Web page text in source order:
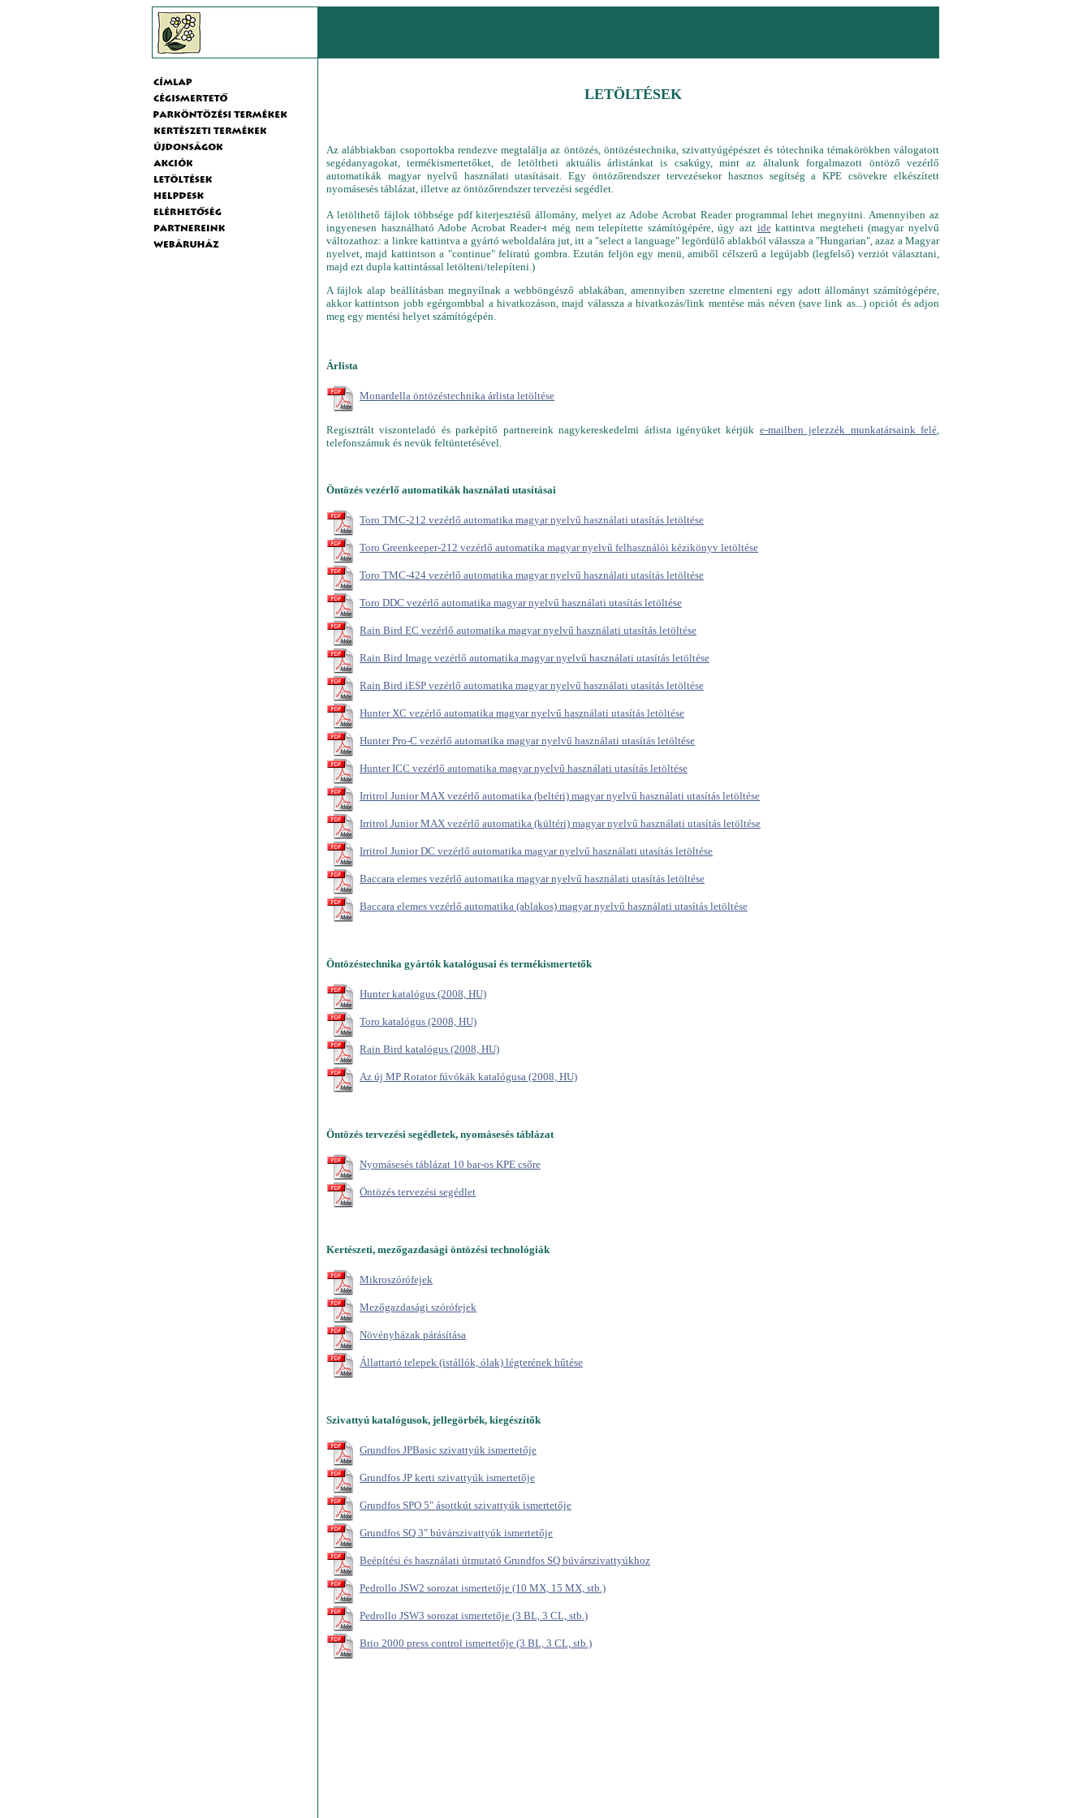
LETÖLTÉSEK
Az alábbiakban csoportokba rendezve megtalálja az öntözés, öntözéstechnika, szivattyúgépészet és tótechnika témakörökben válogatott
segédanyagokat, termékismertetőket, de letöltheti aktuális árlistánkat is csakúgy, mint az általunk forgalmazott öntöző vezérlő
automatikák magyar nyelvű használati utasításait. Egy öntözőrendszer tervezésekor hasznos segítség a KPE csövekre elkészített
nyomásesés táblázat, illetve az öntözőrendszer tervezési segédlet.
A letölthető fájlok többsége pdf kiterjesztésű állomány, melyet az Adobe Acrobat Reader programmal lehet megnyitni. Amennyiben az
ingyenesen használható Adobe Acrobat Reader-t még nem telepítette számítógépére, úgy azt idekattintva megteheti (magyar nyelvű
változathoz: a linkre kattintva a gyártó weboldalára jut, itt a "select a language" legördülő ablakból válassza a "Hungarian", azaz a Magyar
nyelvet, majd kattintson a "continue" feliratú gombra. Ezután feljön egy menü, amiből célszerű a legújabb (legfelső) verziót választani,
majd ezt dupla kattintással letölteni/telepíteni.)
A fájlok alap beállításban megnyílnak a webböngésző ablakában, amennyiben szeretne elmenteni egy adott állományt számítógépére,
akkor kattintson jobb egérgombbal a hivatkozáson, majd válassza a hivatkozás/link mentése más néven (save link as...) opciót és adjon
meg egy mentési helyet számítógépén.
Árlista
Monardella öntözéstechnika árlista letöltése
Regisztrált viszonteladó és parképítő partnereink nagykereskedelmi árlista igényüket kérjük e-mailben jelezzék munkatársaink felé,
telefonszámuk és nevük feltüntetésével.
Öntözés vezérlő automatikák használati utasításai
Toro TMC-212 vezérlő automatika magyar nyelvű használati utasítás letöltése
Toro Greenkeeper-212 vezérlő automatika magyar nyelvű felhasználói kézikönyv letöltése
Toro TMC-424 vezérlő automatika magyar nyelvű használati utasítás letöltése
Toro DDC vezérlő automatika magyar nyelvű használati utasítás letöltése
Rain Bird EC vezérlő automatika magyar nyelvű használati utasítás letöltése
Rain Bird Image vezérlő automatika magyar nyelvű használati utasítás letöltése
Rain Bird iESP vezérlő automatika magyar nyelvű használati utasítás letöltése
Hunter XC vezérlő automatika magyar nyelvű használati utasítás letöltése
Hunter Pro-C vezérlő automatika magyar nyelvű használati utasítás letöltése
Hunter ICC vezérlő automatika magyar nyelvű használati utasítás letöltése
Irritrol Junior MAX vezérlő automatika (beltéri) magyar nyelvű használati utasítás letöltése
Irritrol Junior MAX vezérlő automatika (kültéri) magyar nyelvű használati utasítás letöltése
Irritrol Junior DC vezérlő automatika magyar nyelvű használati utasítás letöltése
Baccara elemes vezérlő automatika magyar nyelvű használati utasítás letöltése
Baccara elemes vezérlő automatika (ablakos) magyar nyelvű használati utasítás letöltése
Öntözéstechnika gyártók katalógusai és termékismertetők
Hunter katalógus (2008, HU)
Toro katalógus (2008, HU)
Rain Bird katalógus (2008, HU)
Az új MP Rotator fúvókák katalógusa (2008, HU)
Öntözés tervezési segédletek, nyomásesés táblázat
Nyomásesés táblázat 10 bar-os KPE csőre
Öntözés tervezési segédlet
Kertészeti, mezőgazdasági öntözési technológiák
Mikroszórófejek
Mezőgazdasági szórófejek
Növényházak párásítása
Állattartó telepek (istállók, ólak) légterének hűtése
Szivattyú katalógusok, jellegörbék, kiegészítők
Grundfos JPBasic szivattyúk ismertetője
Grundfos JP kerti szivattyúk ismertetője
Grundfos SPO 5" ásottkút szivattyúk ismertetője
Grundfos SQ 3" búvárszivattyúk ismertetője
Beépítési és használati útmutató Grundfos SQ búvárszivattyúkhoz
Pedrollo JSW2 sorozat ismertetője (10 MX, 15 MX, stb.)
Pedrollo JSW3 sorozat ismertetője (3 BL, 3 CL, stb.)
Brio 2000 press control ismertetője (3 BL, 3 CL, stb.)